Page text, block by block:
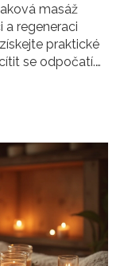
masáž
a regeneraci
praktické
se odpočatí.